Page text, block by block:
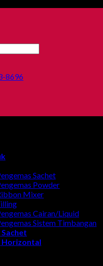
8696
Sachet
Powder
Mixer
Cairan/Liquid
Sistem Timbangan
Horizontal